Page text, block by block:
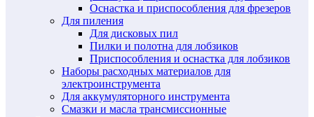
Оснастка и приспособления для фрезеров
Для пиления
Для дисковых пил
Пилки и полотна для лобзиков
Приспособления и оснастка для лобзиков
Наборы расходных материалов для
электроинструмента
Для аккумуляторного инструмента
Смазки и масла трансмиссионные